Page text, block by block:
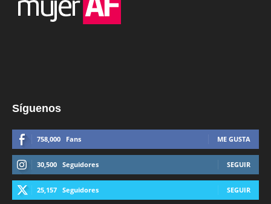
Síguenos
758,000 Fans ME GUSTA
30,500 Seguidores SEGUIR
25,157 Seguidores SEGUIR